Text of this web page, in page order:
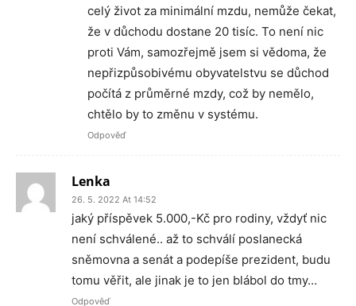
celý život za minimální mzdu, nemůže čekat,
že v důchodu dostane 20 tisíc. To není nic
proti Vám, samozřejmě jsem si vědoma, že
nepřizpůsobivému obyvatelstvu se důchod
počítá z průměrné mzdy, což by nemělo,
chtělo by to změnu v systému.
Odpověď
Lenka
26. 5. 2022 At 14:52
jaký příspěvek 5.000,-Kč pro rodiny, vždyť nic
není schválené.. až to schválí poslanecká
sněmovna a senát a podepíše prezident, budu
tomu věřit, ale jinak je to jen blábol do tmy…
Odpověď